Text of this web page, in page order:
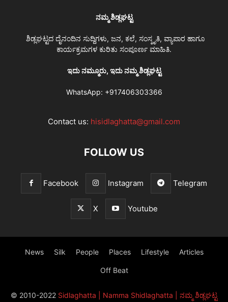
ನಮ್ಮ ಶಿಡ್ಲಘಟ್ಟ
ಶಿಡ್ಲಘಟ್ಟದ ದೈನಂದಿನ ಸುದ್ದಿಗಳು, ಜನ, ಕಲೆ, ಸಂಸ್ಕೃತಿ, ವ್ಯಾಪಾರ ಹಾಗೂ
ಕಾರ್ಯಕ್ರಮಗಳ ಕುರಿತು ಸಂಪೂರ್ಣ ಮಾಹಿತಿ.
ಇದು ನಮ್ಮೂರು, ಇದು ನಮ್ಮ ಶಿಡ್ಲಘಟ್ಟ
WhatsApp: +917406303366
Contact us: hisidlaghatta@gmail.com
FOLLOW US
Facebook Instagram Telegram
X Youtube
News Silk People Places Lifestyle Articles
Off Beat
© 2010-2022 Sidlaghatta | Namma Shidlaghatta | ನಮ್ಮ ಶಿಡ್ಲಘಟ್ಟ